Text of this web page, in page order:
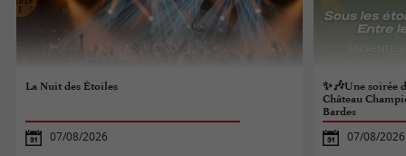
La Nuit des Étoiles
07/08/2026
✨🎶Une soirée
Château
Bardes
07/08/2026